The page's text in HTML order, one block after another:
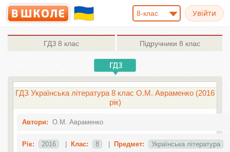
8-клас
ГДЗ 8 клас Підручники 8 клас
ГДЗ Українська література 8 клас О.М. Авраменко (2016
рік)
Автори: О.М. Авраменко
Рік: 2016 Клас: 8 Предмет: Українська література